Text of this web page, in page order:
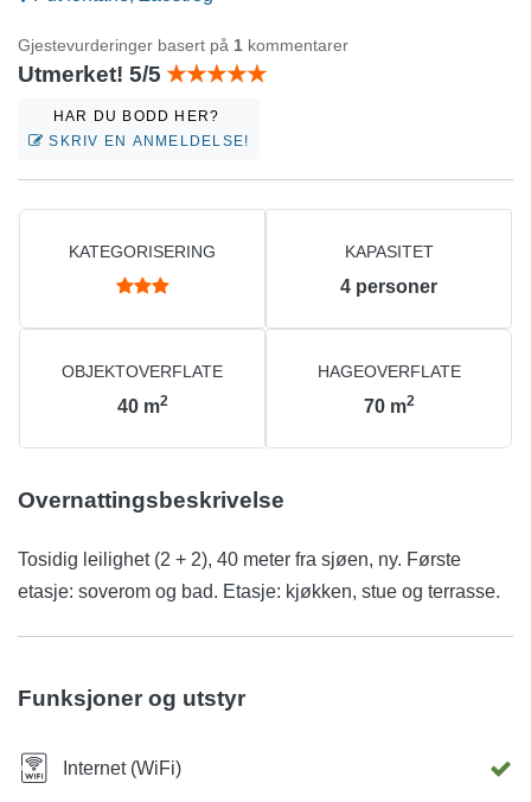
Gjestevurderinger basert på 1 kommentarer
Utmerket! 5/5
HAR DU BODD HER?
SKRIV EN ANMELDELSE!
KATEGORISERING KAPASITET
4 personer
OBJEKTOVERFLATE
40 m2
HAGEOVERFLATE
70 m2
Overnattingsbeskrivelse
Tosidig leilighet (2 + 2), 40 meter fra sjøen, ny. Første
etasje: soverom og bad. Etasje: kjøkken, stue og terrasse.
Funksjoner og utstyr
Internet (WiFi)